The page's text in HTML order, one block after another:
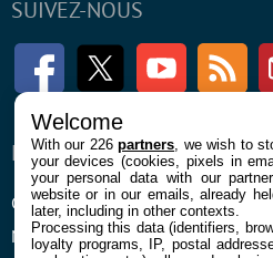
SUIVEZ-NOUS
FacebookTwitter Youtube
ENTREPRISE
Confidentialité et Cookies
Mentions légales et CGU
À
Welcome
With our 226partners , we wish to
your devices (cookies, pixels in
your personal data with our
website or in our emails, already
later, including in other contexts.
Processing this data (identifiers,
loyalty programs, IP, postal